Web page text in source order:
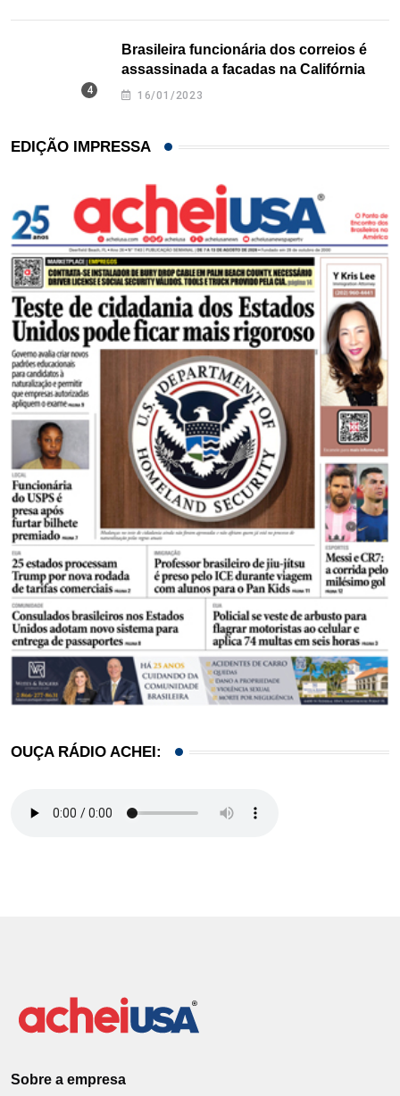
Brasileira funcionária dos correios é
assassinada a facadas na Califórnia
16/01/2023
EDIÇÃO IMPRESSA
OUÇA RÁDIO ACHEI:
Sobre a empresa